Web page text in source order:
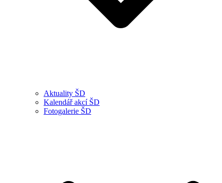
Aktuality ŠD
Kalendář akcí ŠD
Fotogalerie ŠD